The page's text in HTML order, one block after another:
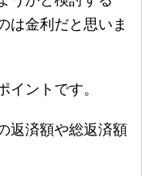
は金利だと思いま
イントです。
返済額や総返済額